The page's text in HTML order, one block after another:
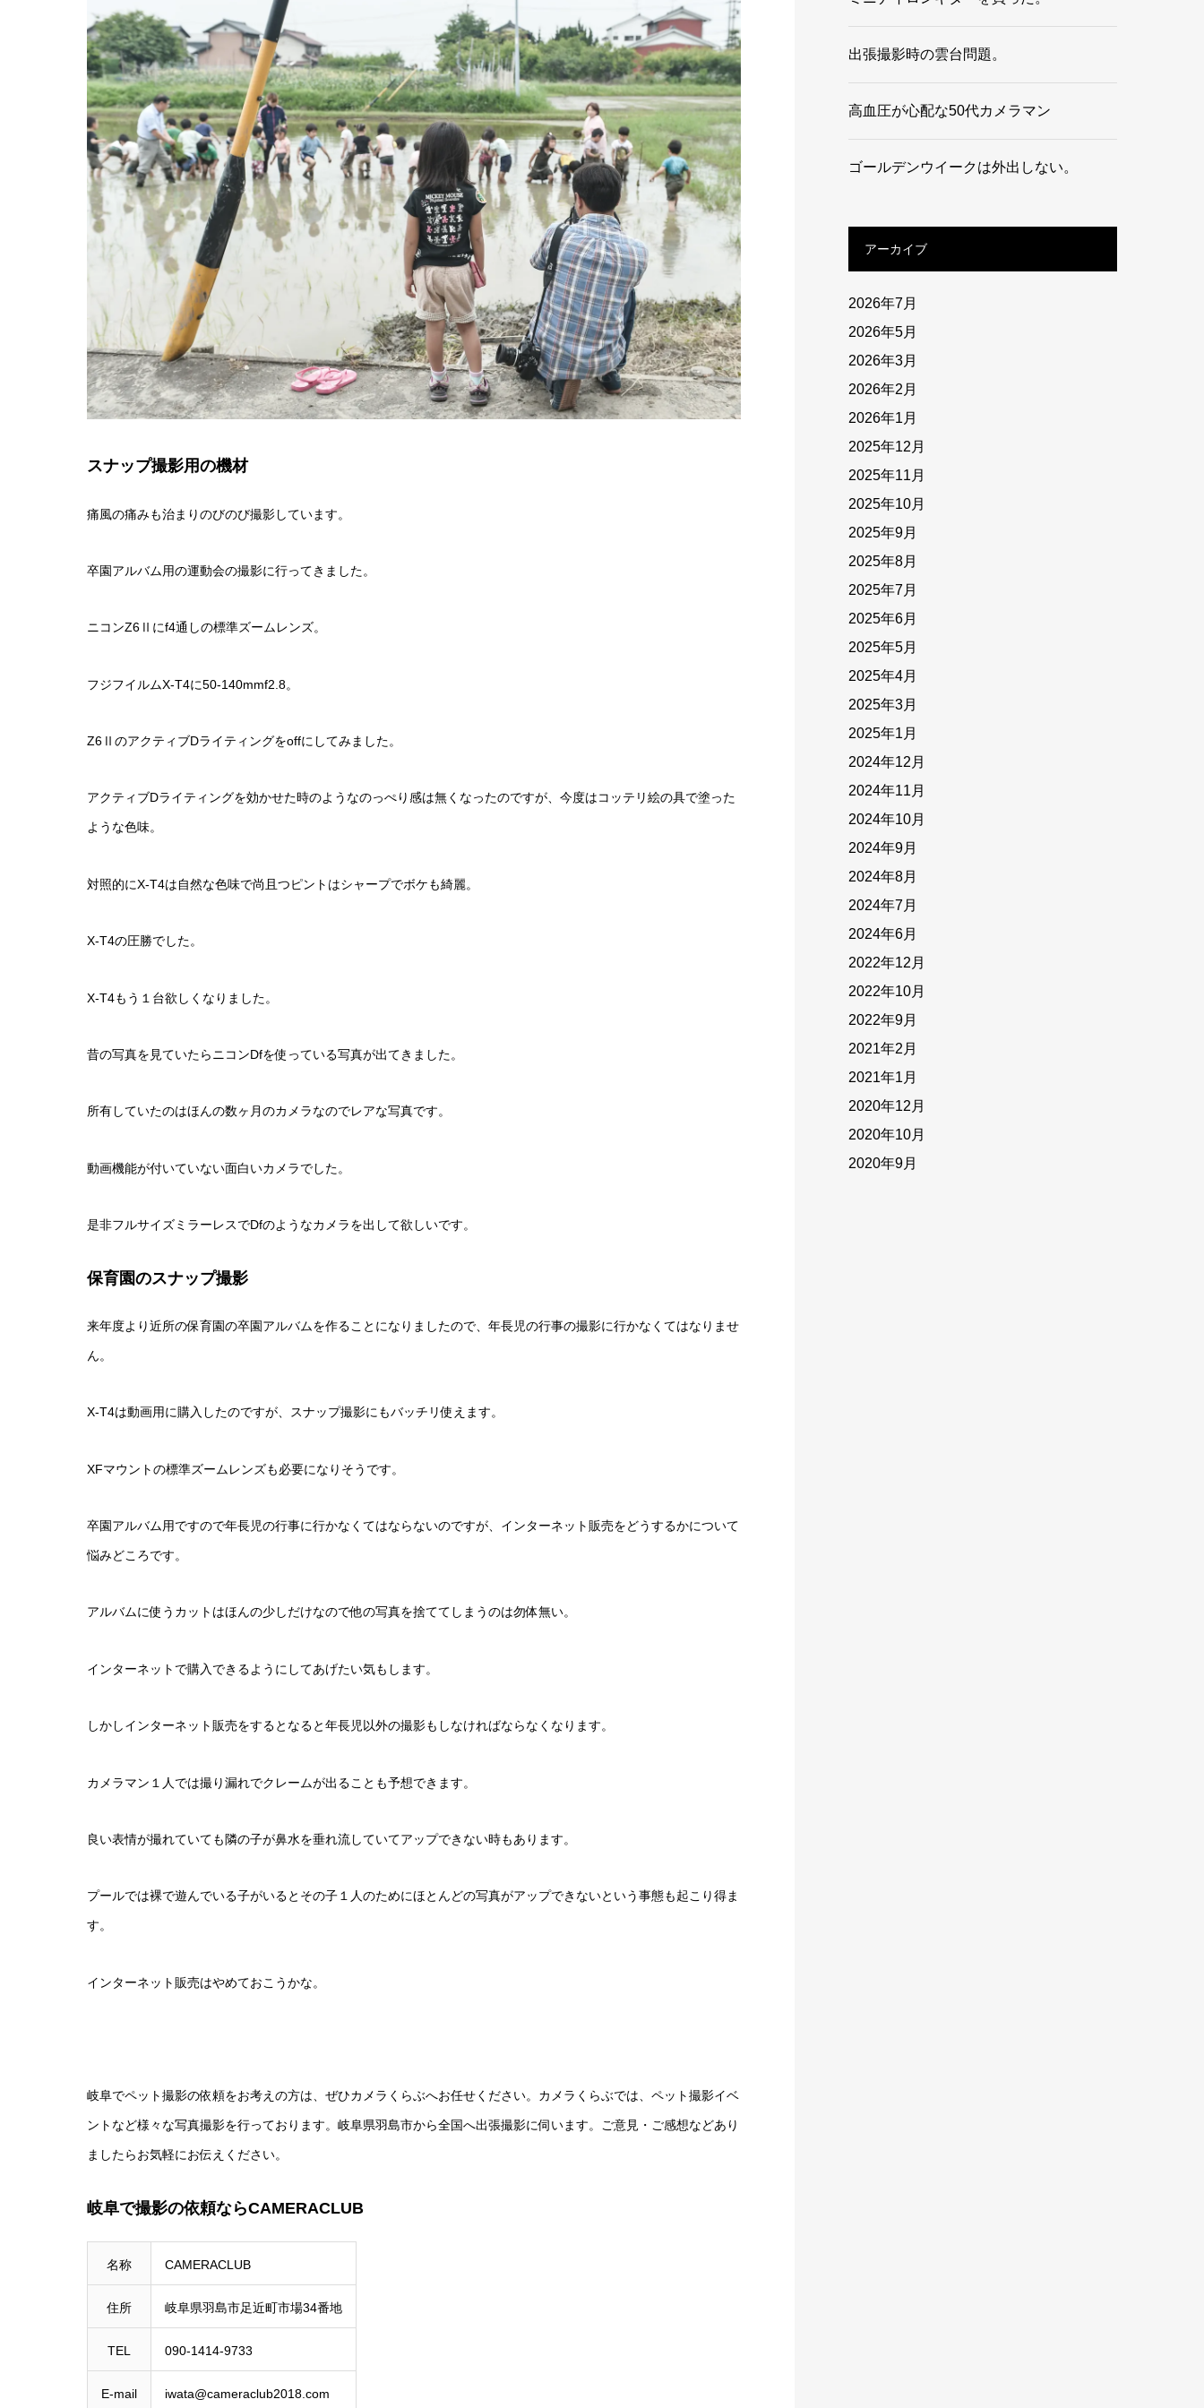
スナップ撮影用の機材
痛風の痛みも治まりのびのび撮影しています。
卒園アルバム用の運動会の撮影に行ってきました。
ニコンZ6Ⅱにf4通しの標準ズームレンズ。
フジフイルムX-T4に50-140mmf2.8。
Z6ⅡのアクティブDライティングをoffにしてみました。
アクティブDライティングを効かせた時のようなのっぺり感は無くなったのですが、今度はコッテリ絵の具で塗った
ような色味。
対照的にX-T4は自然な色味で尚且つピントはシャープでボケも綺麗。
X-T4の圧勝でした。
X-T4もう１台欲しくなりました。
昔の写真を見ていたらニコンDfを使っている写真が出てきました。
所有していたのはほんの数ヶ月のカメラなのでレアな写真です。
動画機能が付いていない面白いカメラでした。
是非フルサイズミラーレスでDfのようなカメラを出して欲しいです。
保育園のスナップ撮影
来年度より近所の保育園の卒園アルバムを作ることになりましたので、年長児の行事の撮影に行かなくてはなりませ
ん。
X-T4は動画用に購入したのですが、スナップ撮影にもバッチリ使えます。
XFマウントの標準ズームレンズも必要になりそうです。
卒園アルバム用ですので年長児の行事に行かなくてはならないのですが、インターネット販売をどうするかについて
悩みどころです。
アルバムに使うカットはほんの少しだけなので他の写真を捨ててしまうのは勿体無い。
インターネットで購入できるようにしてあげたい気もします。
しかしインターネット販売をするとなると年長児以外の撮影もしなければならなくなります。
カメラマン１人では撮り漏れでクレームが出ることも予想できます。
良い表情が撮れていても隣の子が鼻水を垂れ流していてアップできない時もあります。
プールでは裸で遊んでいる子がいるとその子１人のためにほとんどの写真がアップできないという事態も起こり得ま
す。
インターネット販売はやめておこうかな。
岐阜でペット撮影の依頼をお考えの方は、ぜひカメラくらぶへお任せください。カメラくらぶでは、ペット撮影イベ
ントなど様々な写真撮影を行っております。岐阜県羽島市から全国へ出張撮影に伺います。ご意見・ご感想などあり
ましたらお気軽にお伝えください。
岐阜で撮影の依頼ならCAMERACLUB
名称 CAMERACLUB
住所 岐阜県羽島市足近町市場34番地
TEL 090-1414-9733
E-mail iwata@cameraclub2018.com
出張撮影時の雲台問題。
高血圧が心配な50代カメラマン
ゴールデンウイークは外出しない。
アーカイブ
2026年7月
2026年5月
2026年3月
2026年2月
2026年1月
2025年12月
2025年11月
2025年10月
2025年9月
2025年8月
2025年7月
2025年6月
2025年5月
2025年4月
2025年3月
2025年1月
2024年12月
2024年11月
2024年10月
2024年9月
2024年8月
2024年7月
2024年6月
2022年12月
2022年10月
2022年9月
2021年2月
2021年1月
2020年12月
2020年10月
2020年9月